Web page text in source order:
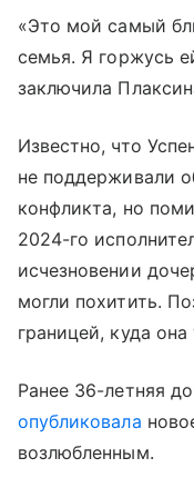
«Это мой самый
семья. Я горжусь
заключила
Известно, что
не поддерживали
конфликта, но
2024-го
исчезновении
могли похитить.
границей, куда
Ранее 36-летняя
опубликовала
возлюбленным.